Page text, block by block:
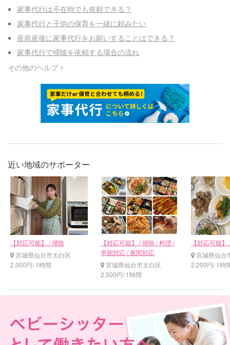
家事代行は不在時でも依頼できる？
家事代行と子供の保育を一緒に頼みたい
産前産後に家事代行をお願いすることはできる？
家事代行で掃除を依頼する場合の流れ
その他のヘルプ
近い地域のサポーター
【対応可能】 / 掃除
宮城県仙台市太白区
2,000円/ 1時間
【対応可能】 / 掃除 / 料理 /
早朝対応 / 夜間対応
宮城県仙台市太白区
2,500円/ 1時間
【対応可能
宮城県仙台
2,200円/ 1時